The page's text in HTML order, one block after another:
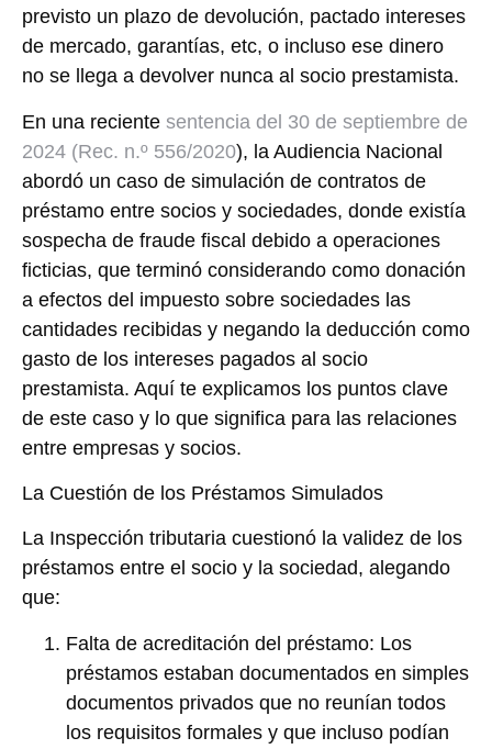
previsto un plazo de devolución, pactado intereses
de mercado, garantías, etc, o incluso ese dinero
no se llega a devolver nunca al socio prestamista.
En una reciente sentencia del 30 de septiembre de
2024 (Rec. n.º 556/2020), la Audiencia Nacional
abordó un caso de simulación de contratos de
préstamo entre socios y sociedades, donde existía
sospecha de fraude fiscal debido a operaciones
ficticias, que terminó considerando como donación
a efectos del impuesto sobre sociedades las
cantidades recibidas y negando la deducción como
gasto de los intereses pagados al socio
prestamista. Aquí te explicamos los puntos clave
de este caso y lo que significa para las relaciones
entre empresas y socios.
La Cuestión de los Préstamos Simulados
La Inspección tributaria cuestionó la validez de los
préstamos entre el socio y la sociedad, alegando
que:
Falta de acreditación del préstamo: Los
préstamos estaban documentados en simples
documentos privados que no reunían todos
los requisitos formales y que incluso podían